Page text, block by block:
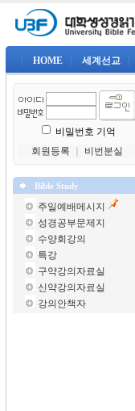
HOME 세계선교
비밀번호 기억
회원등록
비번분실
Bible Study
주일예배메시지
성경공부문제지
수양회강의
특강
구약강의자료실
신약강의자료실
강의안책자